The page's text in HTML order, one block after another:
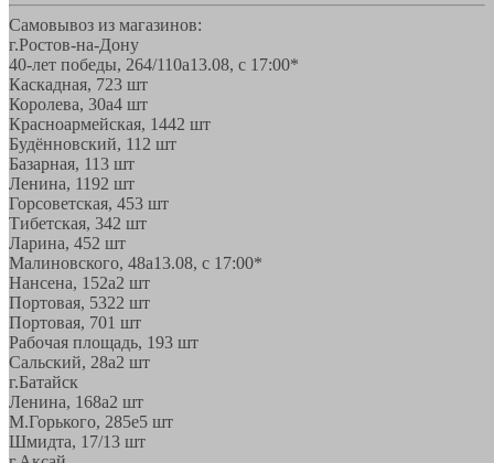
Самовывоз из магазинов:
г.Ростов-на-Дону
40-лет победы, 264/110а13.08, с 17:00*
Каскадная, 723 шт
Королева, 30а4 шт
Красноармейская, 1442 шт
Будённовский, 11 2 шт
Базарная, 113 шт
Ленина, 1192 шт
Горсоветская, 453 шт
Тибетская, 342 шт
Ларина, 452 шт
Малиновского, 48а13.08, с 17:00*
Нансена, 152а2 шт
Портовая, 5322 шт
Портовая, 701 шт
Рабочая площадь, 193 шт
Сальский, 28a2 шт
г.Батайск
Ленина, 168а2 шт
М.Горького, 285е5 шт
Шмидта, 17/13 шт